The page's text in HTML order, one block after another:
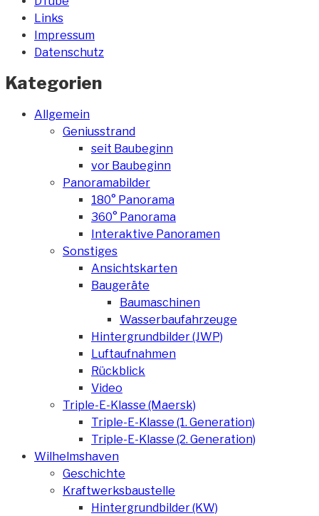
Links
Impressum
Datenschutz
Kategorien
Allgemein
Geniusstrand
seit Baubeginn
vor Baubeginn
Panoramabilder
180° Panorama
360° Panorama
Interaktive Panoramen
Sonstiges
Ansichtskarten
Baugeräte
Baumaschinen
Wasserbaufahrzeuge
Hintergrundbilder (JWP)
Luftaufnahmen
Rückblick
Video
Triple-E-Klasse (Maersk)
Triple-E-Klasse (1. Generation)
Triple-E-Klasse (2. Generation)
Wilhelmshaven
Geschichte
Kraftwerksbaustelle
Hintergrundbilder (KW)